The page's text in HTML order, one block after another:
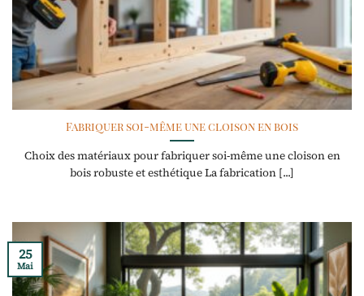
Fabriquer soi-même une cloison en bois
Choix des matériaux pour fabriquer soi-même une cloison en
bois robuste et esthétique La fabrication [...]
25
Mai